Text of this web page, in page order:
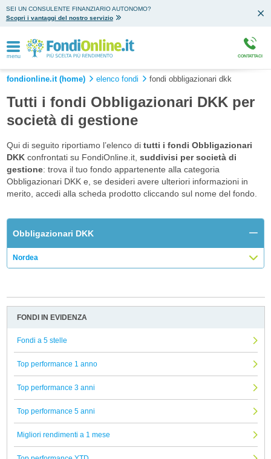
SEI UN CONSULENTE FINANZIARIO AUTONOMO?
Scopri i vantaggi del nostro servizio
menu CONTATTACI
fondionline.it (home) elenco fondi fondi obbligazionari dkk
Tutti i fondi Obbligazionari DKK per
società di gestione
Qui di seguito riportiamo l’elenco di tutti i fondi Obbligazionari
DKKconfrontati su FondiOnline.it, suddivisi per società di
gestione: trova il tuo fondo appartenente alla categoria
Obbligazionari DKK e, se desideri avere ulteriori informazioni in
merito, accedi alla scheda prodotto cliccando sul nome del fondo.
Obbligazionari DKK
Nordea
FONDI IN EVIDENZA
Fondi a 5 stelle
Top performance 1 anno
Top performance 3 anni
Top performance 5 anni
Migliori rendimenti a 1 mese